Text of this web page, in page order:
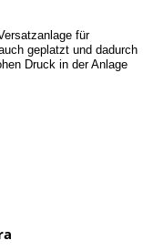
für
geplatzt und dadurch
Druck in der Anlage